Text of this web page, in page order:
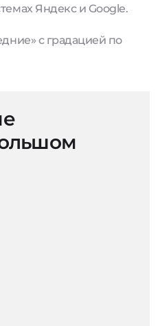
Яндекс и Google.
с градацией по